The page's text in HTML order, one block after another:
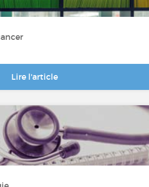
Lire l'article